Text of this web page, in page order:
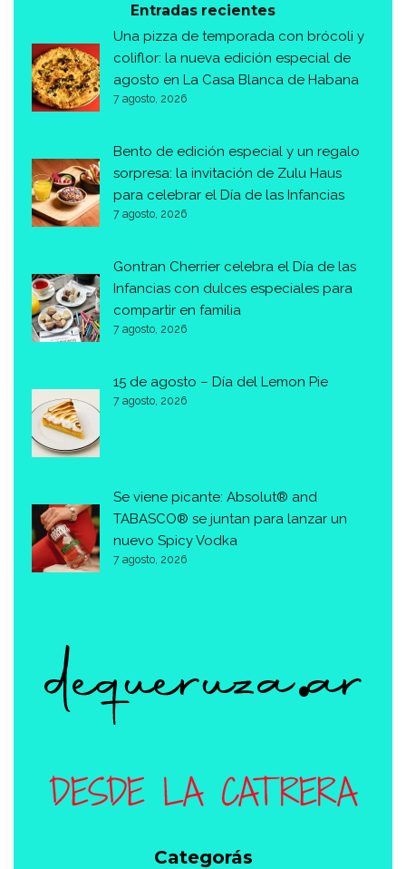
Entradas recientes
Una pizza de temporada con brócoli y
coliflor: la nueva edición especial de
agosto en La Casa Blanca de Habana
7 agosto, 2026
Bento de edición especial y un regalo
sorpresa: la invitación de Zulu Haus
para celebrar el Día de las Infancias
7 agosto, 2026
Gontran Cherrier celebra el Día de las
Infancias con dulces especiales para
compartir en familia
7 agosto, 2026
15 de agosto – Día del Lemon Pie
7 agosto, 2026
Se viene picante: Absolut® and
TABASCO® se juntan para lanzar un
nuevo Spicy Vodka
7 agosto, 2026
Categorás